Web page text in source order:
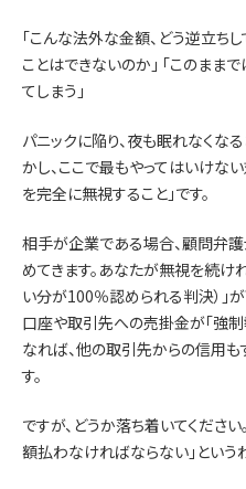
「こんな法外な金額、どう逆立ち
ことはできないのか」 「このまま
てしまう」
パニックに陥り、夜も眠れなくな
かし、ここで最もやってはいけな
を完全に無視すること」です。
相手が企業である場合、顧問弁
めてきます。あなたが無視を続け
い分が100％認められる判決）」
口座や取引先への売掛金が「強制
なれば、他の取引先からの信用
す。
ですが、どうか落ち着いてくださ
額払わなければならない」という